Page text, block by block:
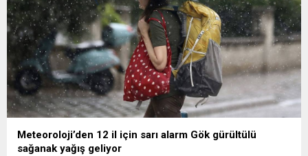
Meteoroloji’den 12 il için sarı alarm Gök gürültülü
sağanak yağış geliyor